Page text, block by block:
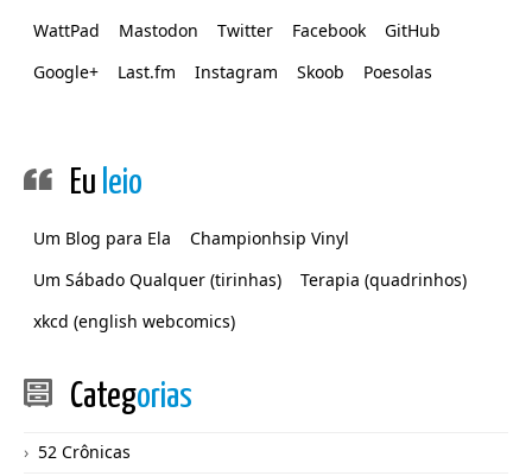
WattPad Mastodon Twitter Facebook
GitHub
Google+
Last.fm Instagram Skoob Poesolas
Eu leio
Um Blog para Ela
Championhsip Vinyl
Um Sábado Qualquer (tirinhas)
Terapia (quadrinhos)
xkcd (english webcomics)
Categorias
52 Crônicas